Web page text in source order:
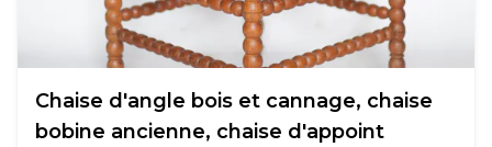
Chaise d'angle bois et cannage, chaise
bobine ancienne, chaise d'appoint